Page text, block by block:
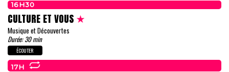
16H30
CULTURE ET VOUS
Musique et Découvertes
Durée: 30 min
ÉCOUTER
17H